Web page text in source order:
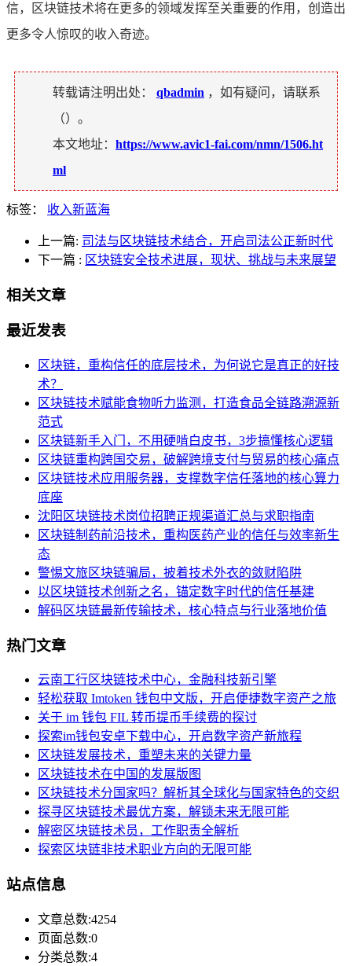
信，区块链技术将在更多的领域发挥至关重要的作用，创造出
更多令人惊叹的收入奇迹。
转载请注明出处： qbadmin ，如有疑问，请联系
（）。
本文地址： https://www.avic1-fai.com/nmn/1506.ht
ml
标签： 收入新蓝海
上一篇: 司法与区块链技术结合，开启司法公正新时代
下一篇 : 区块链安全技术进展，现状、挑战与未来展望
相关文章
最近发表
区块链，重构信任的底层技术，为何说它是真正的好技
术？
区块链技术赋能食物听力监测，打造食品全链路溯源新
范式
区块链新手入门，不用硬啃白皮书，3步搞懂核心逻辑
区块链重构跨国交易，破解跨境支付与贸易的核心痛点
区块链技术应用服务器，支撑数字信任落地的核心算力
底座
沈阳区块链技术岗位招聘正规渠道汇总与求职指南
区块链制药前沿技术，重构医药产业的信任与效率新生
态
警惕文旅区块链骗局，披着技术外衣的敛财陷阱
以区块链技术创新之名，锚定数字时代的信任基建
解码区块链最新传输技术，核心特点与行业落地价值
热门文章
云南工行区块链技术中心，金融科技新引擎
轻松获取 Imtoken 钱包中文版，开启便捷数字资产之旅
关于 im 钱包 FIL 转币提币手续费的探讨
探索im钱包安卓下载中心，开启数字资产新旅程
区块链发展技术，重塑未来的关键力量
区块链技术在中国的发展版图
区块链技术分国家吗？解析其全球化与国家特色的交织
探寻区块链技术最优方案，解锁未来无限可能
解密区块链技术员，工作职责全解析
探索区块链非技术职业方向的无限可能
站点信息
文章总数:4254
页面总数:0
分类总数:4